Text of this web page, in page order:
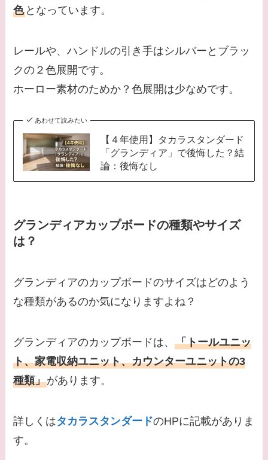
色 となっています。
レールや、ハンドルの引き手はシルバーとブラッ
クの２色展開です。
ホーロー素材のためか？色展開は少なめです。
あわせて読みたい
【４年使用】タカラスタンダード
「グランディア」で後悔した？結
論：後悔なし
グランディアカップボードの種類やサイズ
は？
グランディアのカップボードのサイズはどのよう
な種類があるのか気になりますよね？
グランディアのカップボードは、「トールユニッ
ト、家電収納ユニット、カウンターユニットの3
種類」があります。
詳しくはタカラスタンダードのHPに記載がありま
す。